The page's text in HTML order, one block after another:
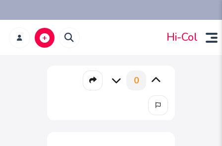
Hi-Col
0